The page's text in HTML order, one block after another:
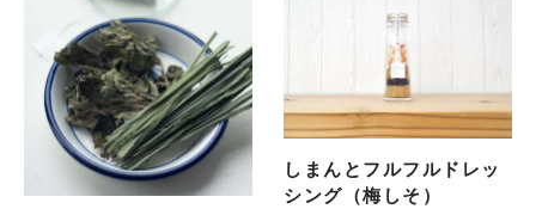
しまんとフルフルドレッ
シング（梅しそ）